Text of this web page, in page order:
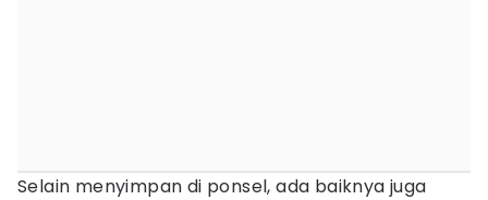
Selain menyimpan di ponsel, ada baiknya juga